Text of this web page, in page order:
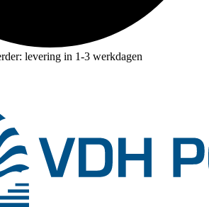
levering in 1-3 werkdagen